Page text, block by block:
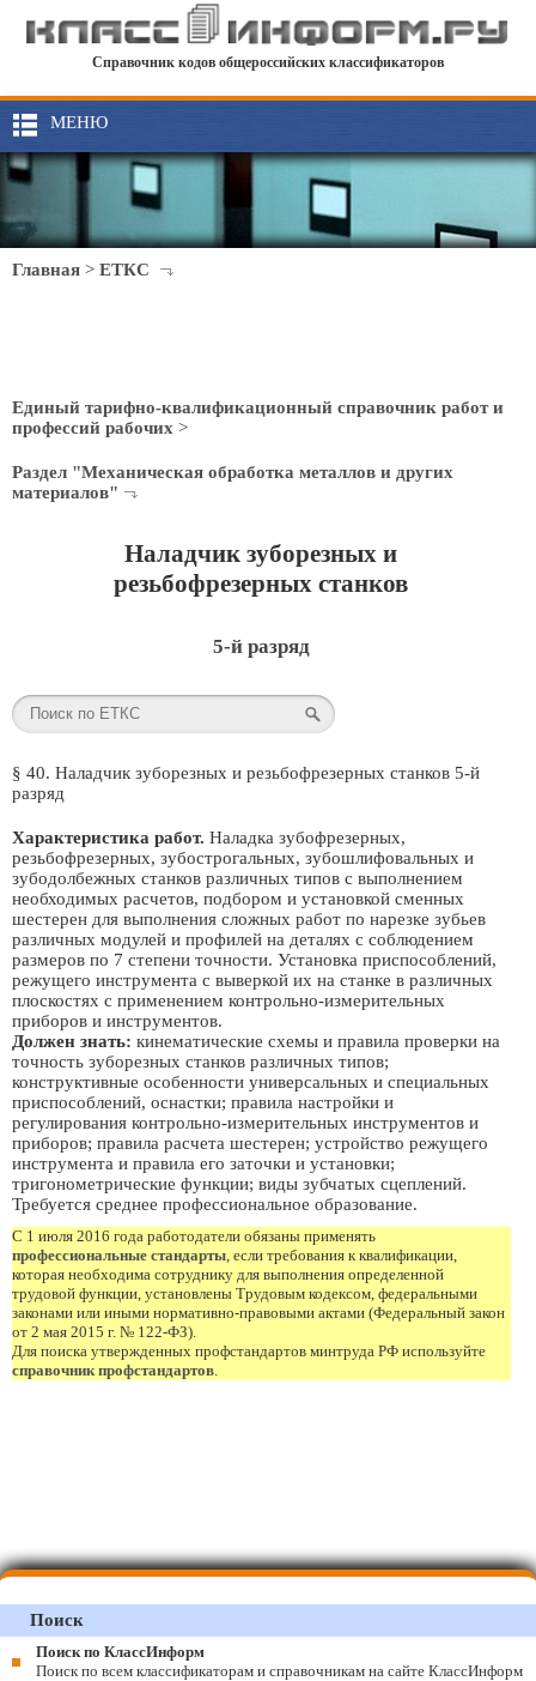
Справочник кодов общероссийских классификаторов
МЕНЮ
Главная > ЕТКС
Единый тарифно-квалификационный справочник работ и
профессий рабочих >
Раздел "Механическая обработка металлов и других
материалов"
Наладчик зуборезных и
резьбофрезерных станков
5-й разряд
§ 40. Наладчик зуборезных и резьбофрезерных станков 5-й
разряд
Характеристика работ. Наладка зубофрезерных,
резьбофрезерных, зубострогальных, зубошлифовальных и
зубодолбежных станков различных типов с выполнением
необходимых расчетов, подбором и установкой сменных
шестерен для выполнения сложных работ по нарезке зубьев
различных модулей и профилей на деталях с соблюдением
размеров по 7 степени точности. Установка приспособлений,
режущего инструмента с выверкой их на станке в различных
плоскостях с применением контрольно-измерительных
приборов и инструментов.
Должен знать: кинематические схемы и правила проверки на
точность зуборезных станков различных типов;
конструктивные особенности универсальных и специальных
приспособлений, оснастки; правила настройки и
регулирования контрольно-измерительных инструментов и
приборов; правила расчета шестерен; устройство режущего
инструмента и правила его заточки и установки;
тригонометрические функции; виды зубчатых сцеплений.
Требуется среднее профессиональное образование.
С 1 июля 2016 года работодатели обязаны применять
профессиональные стандарты, если требования к квалификации,
которая необходима сотруднику для выполнения определенной
трудовой функции, установлены Трудовым кодексом, федеральными
законами или иными нормативно-правовыми актами (Федеральный закон
от 2 мая 2015 г. № 122-ФЗ).
Для поиска утвержденных профстандартов минтруда РФ используйте
справочник профстандартов.
Поиск
Поиск по КлассИнформ
Поиск по всем классификаторам и справочникам на сайте КлассИнформ